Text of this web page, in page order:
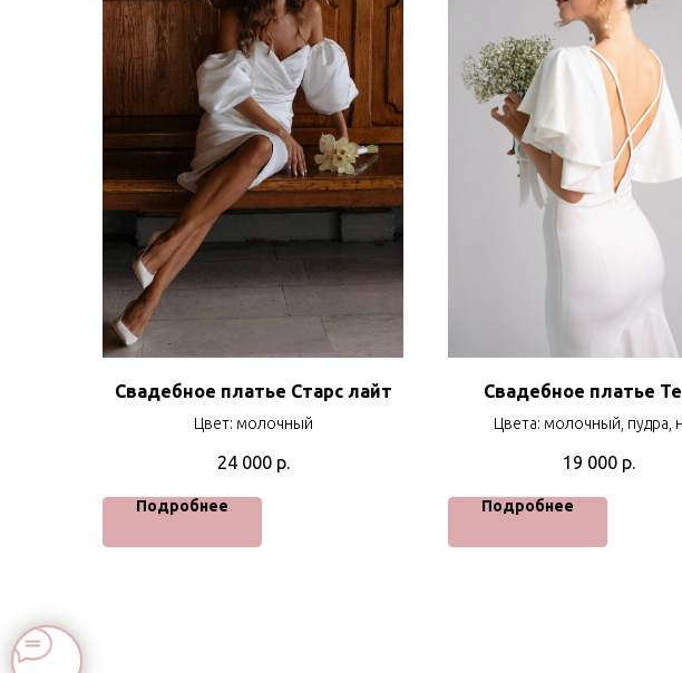
Свадебное платье Старс лайт
Цвет: молочный
24 000 р.
Подробнее
Свадебное платье
Цвета: молочный, пудра,
19 000 р.
Подробнее